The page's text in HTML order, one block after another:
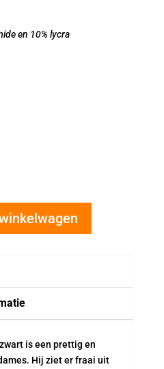
en 10% lycra
is een prettig en
Hij ziet er fraai uit